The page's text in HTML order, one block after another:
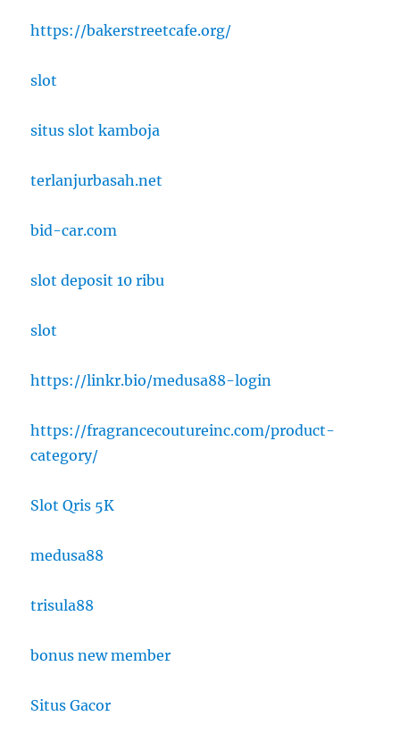
https://bakerstreetcafe.org/
slot
situs slot kamboja
terlanjurbasah.net
bid-car.com
slot deposit 10 ribu
slot
https://linkr.bio/medusa88-login
https://fragrancecoutureinc.com/product-
category/
Slot Qris 5K
medusa88
trisula88
bonus new member
Situs Gacor